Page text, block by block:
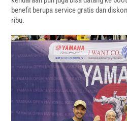
benefit berupa service gratis dan
ribu.